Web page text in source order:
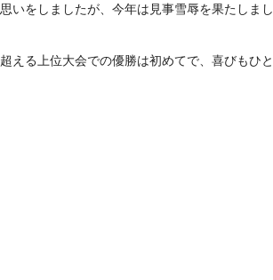
いをしましたが、今年は見事雪辱を果たしまし
える上位大会での優勝は初めてで、喜びもひと